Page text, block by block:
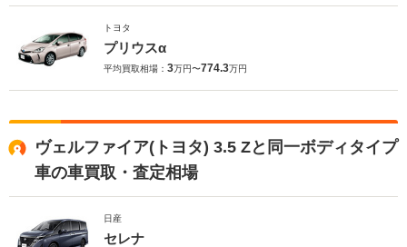
トヨタ
プリウスα
平均買取相場： 3万円〜774.3万円
ヴェルファイア(トヨタ) 3.5 Zと同一ボディタイプ
車の車買取・査定相場
日産
セレナ